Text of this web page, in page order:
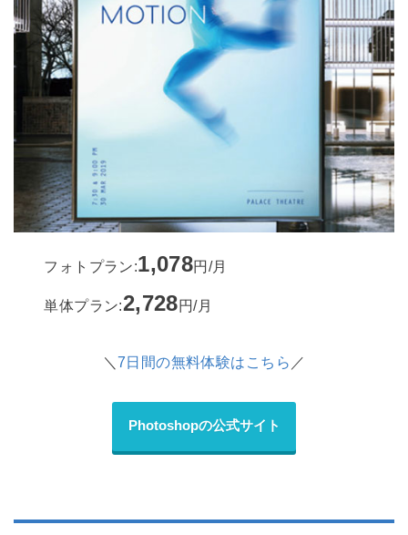
フォトプラン:1,078円/月
単体プラン:2,728円/月
＼7日間の無料体験はこちら ／
Photoshopの公式サイト